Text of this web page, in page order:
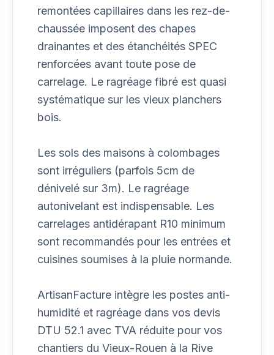
remontées capillaires dans les rez-de-
chaussée imposent des chapes
drainantes et des étanchéités SPEC
renforcées avant toute pose de
carrelage. Le ragréage fibré est quasi
systématique sur les vieux planchers
bois.
Les sols des maisons à colombages
sont irréguliers (parfois 5cm de
dénivelé sur 3m). Le ragréage
autonivelant est indispensable. Les
carrelages antidérapant R10 minimum
sont recommandés pour les entrées et
cuisines soumises à la pluie normande.
ArtisanFacture intègre les postes anti-
humidité et ragréage dans vos devis
DTU 52.1 avec TVA réduite pour vos
chantiers du Vieux-Rouen à la Rive